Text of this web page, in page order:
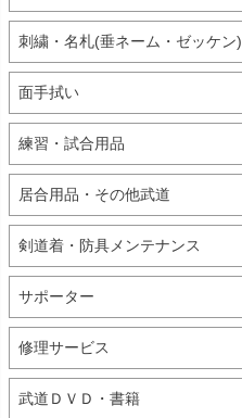
刺繍・名札(垂ネーム・ゼッケン)
面手拭い
練習・試合用品
居合用品・その他武道
剣道着・防具メンテナンス
サポーター
修理サービス
武道ＤＶＤ・書籍